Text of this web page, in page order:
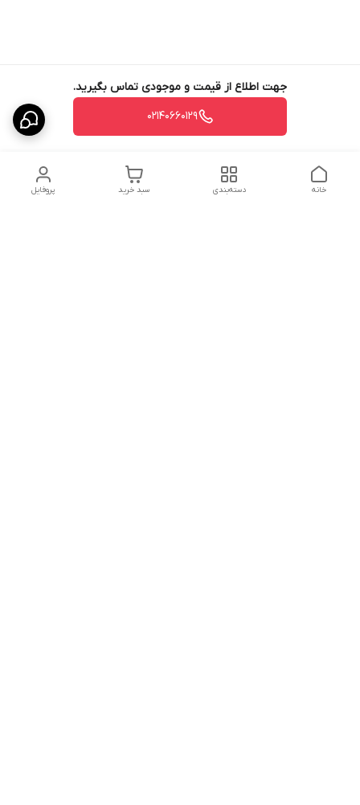
جهت اطلاع از قیمت و موجودی تماس بگیرید.
02140660129
پروفایل سبد خرید دسته‌بندی خانه